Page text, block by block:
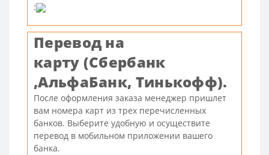
:
Перевод на
карту (Сбербанк
,АльфаБанк, Тинькофф).
После оформления заказа менеджер пришлет
вам номера карт из трех перечисленных
банков. Выберите удобную и осуществите
перевод в мобильном приложении вашего
банка.